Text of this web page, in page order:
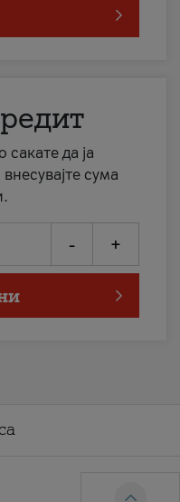
сакате да ја
сума
- +